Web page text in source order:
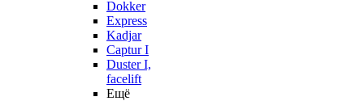
Dokker
Express
Kadjar
Captur I
Duster I,
facelift
Ещё